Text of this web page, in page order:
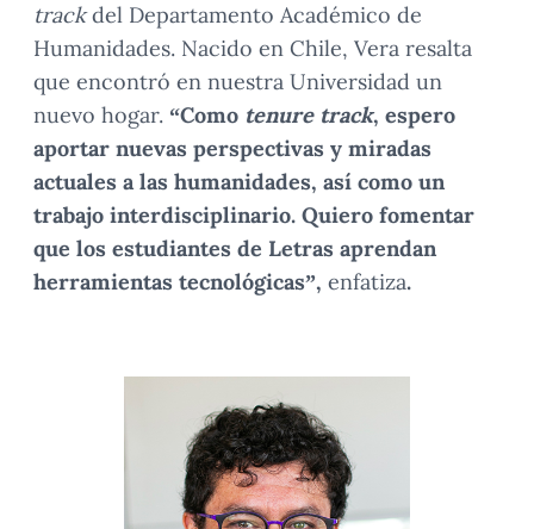
trackdel Departamento Académico de
Humanidades. Nacido en Chile, Vera resalta
que encontró en nuestra Universidad un
nuevo hogar. “Como tenure track, espero
aportar nuevas perspectivas y miradas
actuales a las humanidades, así como un
trabajo interdisciplinario. Quiero fomentar
que los estudiantes de Letras aprendan
herramientas tecnológicas”, enfatiza.